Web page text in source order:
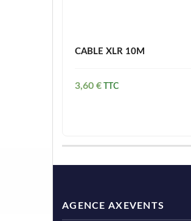
CABLE XLR 10M
3,60 €
AGENCE AXEVENTS